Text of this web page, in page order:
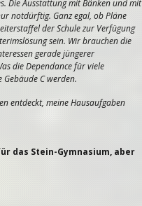
Die Ausstattung mit Bänken und mit
notdürftig. Ganz egal, ob Pläne
der Schule zur Verfügung
sein. Wir brauchen die
gerade jüngerer
die Dependance für viele
Gebäude C werden.
entdeckt, meine Hausaufgaben
das Stein-Gymnasium, aber